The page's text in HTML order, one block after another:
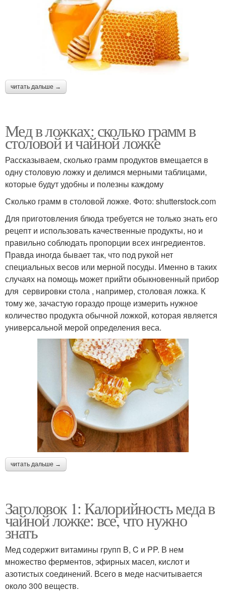
читать дальше →
Мед в ложках: сколько грамм в
столовой и чайной ложке
Рассказываем, сколько грамм продуктов вмещается в
одну столовую ложку и делимся мерными таблицами,
которые будут удобны и полезны каждому
Сколько грамм в столовой ложке. Фото: shutterstock.com
Для приготовления блюда требуется не только знать его
рецепт и использовать качественные продукты, но и
правильно соблюдать пропорции всех ингредиентов.
Правда иногда бывает так, что под рукой нет
специальных весов или мерной посуды. Именно в таких
случаях на помощь может прийти обыкновенный прибор
для сервировки стола , например, столовая ложка. К
тому же, зачастую гораздо проще измерить нужное
количество продукта обычной ложкой, которая является
универсальной мерой определения веса.
читать дальше →
Заголовок 1: Калорийность меда в
чайной ложке: все, что нужно
знать
Мед содержит витамины групп B, C и PP. В нем
множество ферментов, эфирных масел, кислот и
азотистых соединений. Всего в меде насчитывается
около 300 веществ.